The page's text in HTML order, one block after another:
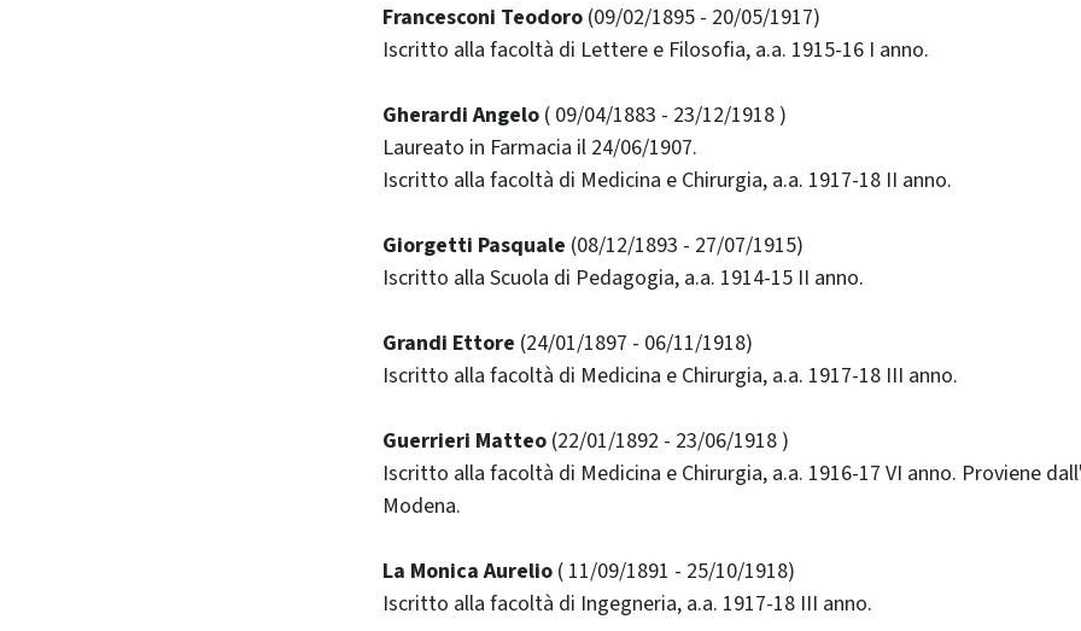
Francesconi Teodoro (09/02/1895 - 20/05/1917)
Iscritto alla facoltà di Lettere e Filosofia, a.a. 1915-16 I anno.
Gherardi Angelo ( 09/04/1883 - 23/12/1918 )
Laureato in Farmacia il 24/06/1907.
Iscritto alla facoltà di Medicina e Chirurgia, a.a. 1917-18 II anno.
Giorgetti Pasquale (08/12/1893 - 27/07/1915)
Iscritto alla Scuola di Pedagogia, a.a. 1914-15 II anno.
Grandi Ettore (24/01/1897 - 06/11/1918)
Iscritto alla facoltà di Medicina e Chirurgia, a.a. 1917-18 III anno.
Guerrieri Matteo (22/01/1892 - 23/06/1918 )
Iscritto alla facoltà di Medicina e Chirurgia, a.a. 1916-17 VI anno. Proviene
Modena.
La Monica Aurelio ( 11/09/1891 - 25/10/1918)
Iscritto alla facoltà di Ingegneria, a.a. 1917-18 III anno.